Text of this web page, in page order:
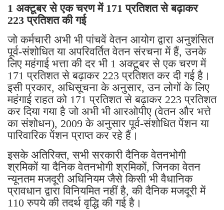
1 अक्टूबर से एक चरण में 171 प्रतिशत से बढ़ाकर
223 प्रतिशत की गई
जो कर्मचारी अभी भी पांचवें वेतन आयोग द्वारा अनुशंसित
पूर्व-संशोधित या अपरिवर्तित वेतन संरचना में हैं, उनके
लिए महंगाई भत्ता की दर भी 1 अक्टूबर से एक चरण में
171 प्रतिशत से बढ़ाकर 223 प्रतिशत कर दी गई है।
इसी प्रकार, अधिसूचना के अनुसार, उन लोगों के लिए
महंगाई राहत को 171 प्रतिशत से बढ़ाकर 223 प्रतिशत
कर दिया गया है जो अभी भी आरओपीए (वेतन और भत्ते
का संशोधन), 2009 के अनुसार पूर्व-संशोधित पेंशन या
पारिवारिक पेंशन प्राप्त कर रहे हैं।
इसके अतिरिक्त, सभी सरकारी दैनिक वेतनभोगी
श्रमिकों या दैनिक वेतनभोगी श्रमिकों, जिनका वेतन
न्यूनतम मजदूरी अधिनियम जैसे किसी भी वैधानिक
प्रावधान द्वारा विनियमित नहीं है, की दैनिक मजदूरी में
110 रुपये की तदर्थ वृद्धि की गई है।